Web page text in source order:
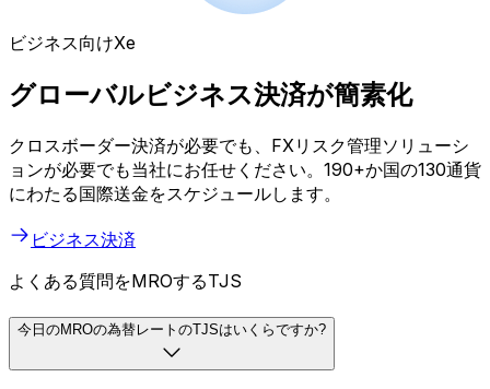
ビジネス向けXe
グローバルビジネス決済が簡素化
クロスボーダー決済が必要でも、FXリスク管理ソリューシ
ョンが必要でも当社にお任せください。190+か国の130通貨
にわたる国際送金をスケジュールします。
ビジネス決済
よくある質問をMROするTJS
今日のMROの為替レートのTJSはいくらですか?